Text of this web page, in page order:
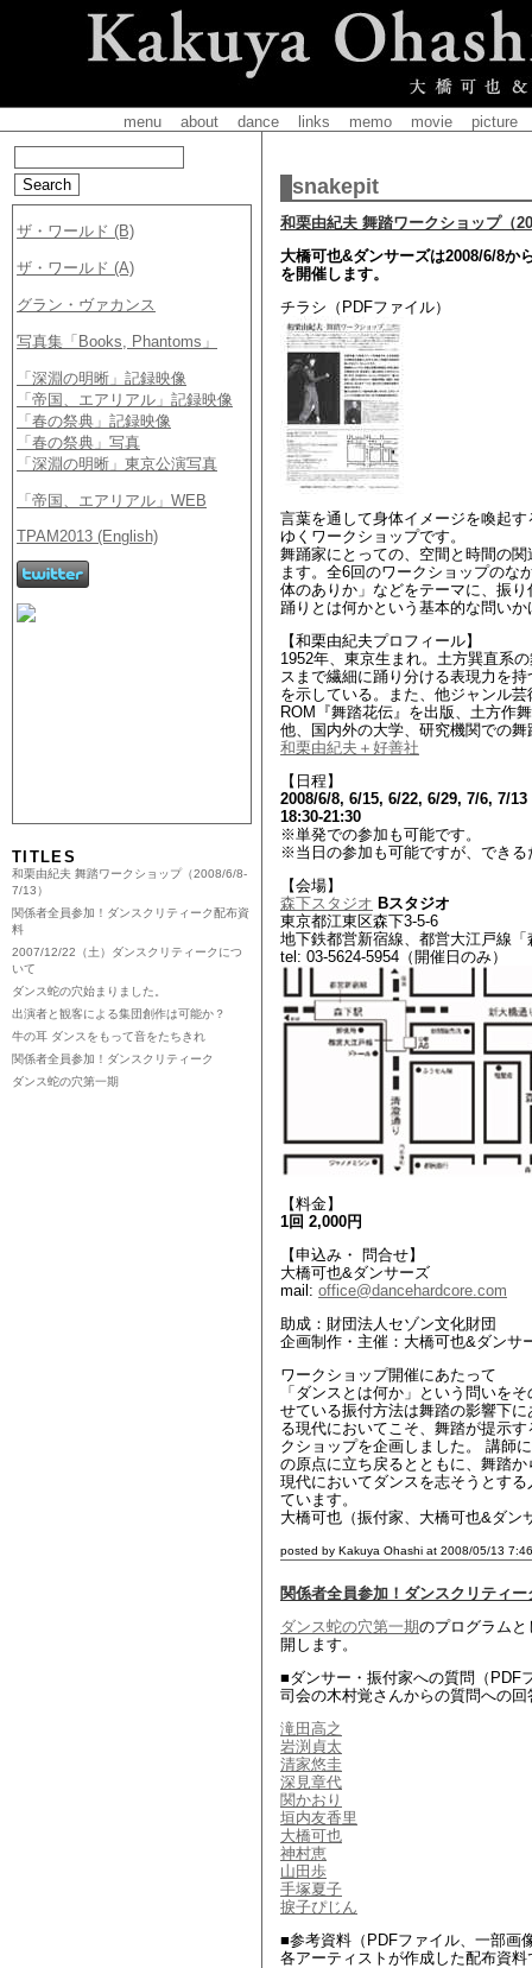
menu about dance links memo movie picture
TITLES
和栗由紀夫 舞踏ワークショップ（2008/6/8-
7/13）
関係者全員参加！ダンスクリティーク配布資
料
2007/12/22（土）ダンスクリティークにつ
いて
ダンス蛇の穴始まりました。
出演者と観客による集団創作は可能か？
牛の耳 ダンスをもって音をたちきれ
関係者全員参加！ダンスクリティーク
ダンス蛇の穴第一期
snakepit
和栗由紀夫 舞踏ワークショップ（
大橋可也&ダンサーズは2008/6/8か
を開催します。
チラシ（PDFファイル）
言葉を通して身体イメージを喚起
ゆくワークショップです。
舞踊家にとっての、空間と時間の
ます。全6回のワークショップのな
体のありか」などをテーマに、振
踊りとは何かという基本的な問い
【和栗由紀夫プロフィール】
1952年、東京生まれ。土方巽直系
スまで繊細に踊り分ける表現力を
を示している。また、他ジャンル
ROM『舞踏花伝』を出版、土方作
他、国内外の大学、研究機関での
和栗由紀夫＋好善社
【日程】
2008/6/8, 6/15, 6/22, 6/29, 7/6, 7/
18:30-21:30
※単発での参加も可能です。
※当日の参加も可能ですが、でき
【会場】
森下スタジオ Bスタジオ
東京都江東区森下3-5-6
地下鉄都営新宿線、都営大江戸線
tel: 03-5624-5954（開催日のみ）
【料金】
1回 2,000円
【申込み・ 問合せ】
大橋可也&ダンサーズ
mail: office@dancehardcore.com
助成：財団法人セゾン文化財団
企画制作・主催：大橋可也&ダンサ
ワークショップ開催にあたって
「ダンスとは何か」という問いを
せている振付方法は舞踏の影響下
る現代においてこそ、舞踏が提示
クショップを企画しました。 講師
の原点に立ち戻るとともに、舞踏
現代においてダンスを志そうとす
ています。
大橋可也（振付家、大橋可也&ダン
posted by Kakuya Ohashi at 2008/05/13
関係者全員参加！ダンスクリティ
ダンス蛇の穴第一期のプログラム
開します。
■ダンサー・振付家への質問（PDF
司会の木村覚さんからの質問への回
滝田高之
岩渕貞太
清家悠圭
深見章代
関かおり
垣内友香里
大橋可也
神村恵
山田歩
手塚夏子
捩子ぴじん
■参考資料（PDFファイル、一部画
各アーティストが作成した配布資料